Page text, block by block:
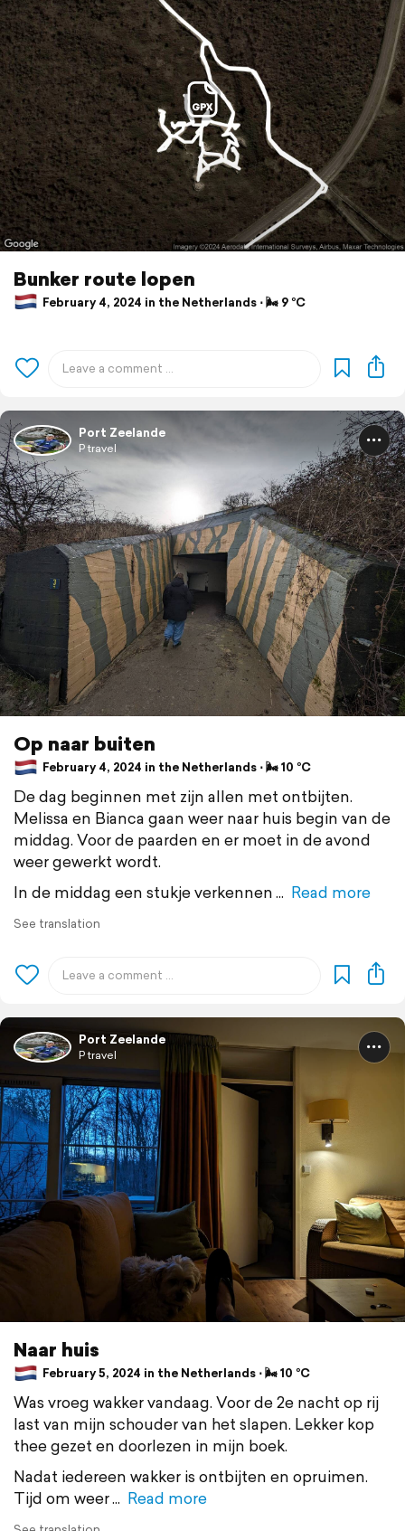
Bunker route lopen
February 4, 2024 in the Netherlands ⋅ 🌬 9 °C
Port Zeelande
P travel
Op naar buiten
February 4, 2024 in the Netherlands ⋅ 🌬 10 °C
De dag beginnen met zijn allen met ontbijten.
Melissa en Bianca gaan weer naar huis begin van de
middag. Voor de paarden en er moet in de avond
weer gewerkt wordt.
In de middag een stukje verkennen
Read more
See translation
Port Zeelande
P travel
Naar huis
February 5, 2024 in the Netherlands ⋅ 🌬 10 °C
Was vroeg wakker vandaag. Voor de 2e nacht op rij
last van mijn schouder van het slapen. Lekker kop
thee gezet en doorlezen in mijn boek.
Nadat iedereen wakker is ontbijten en opruimen.
Tijd om weer
Read more